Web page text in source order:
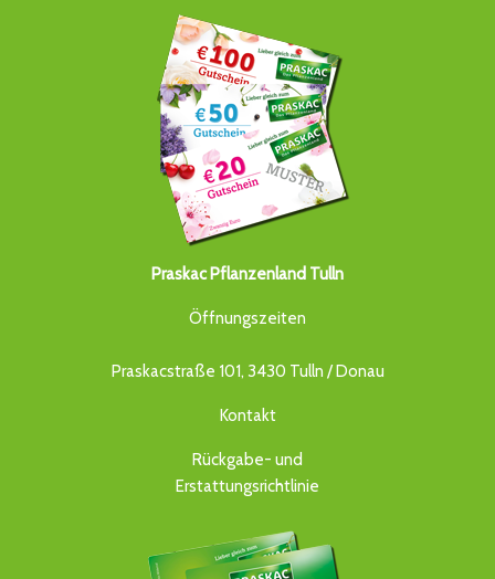
Praskac Pflanzenland Tulln
Öffnungszeiten
Praskacstraße 101, 3430 Tulln / Donau
Kontakt
Rückgabe- und
Erstattungsrichtlinie